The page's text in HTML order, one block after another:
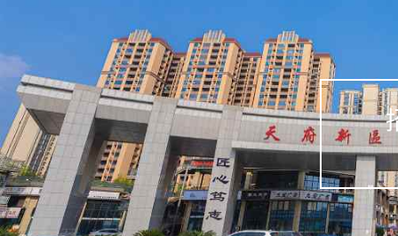
学院领导
办学理念
办学特色
校园风貌
职能部门
新闻动态
团委
管理制度
学生风采
心理健康
学生资助
下载中心
联系我们
教学制度
教学通知
教学动态
实践教学
专业建设
课程建设
教学改革